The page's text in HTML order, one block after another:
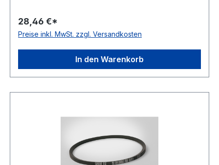
Norm DIN 7753 Material Neoprene Zugstrang
Polyester Breite 12,7mm Höhe 10mm
28,46 €*
Preise inkl. MwSt. zzgl. Versandkosten
In den Warenkorb